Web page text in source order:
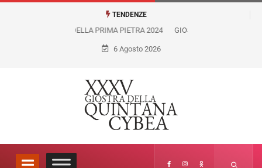
TENDENZE
GIOSTRA VIRTUALE LICEO ARTISTICO FELICE PALMA
6 Agosto 2026